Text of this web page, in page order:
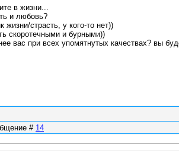
в жизни...
и любовь?
жизни/страсть, у кого-то нет))
скоротечными и бурными))
вас при всех упомятнутых качествах? вы
# 14